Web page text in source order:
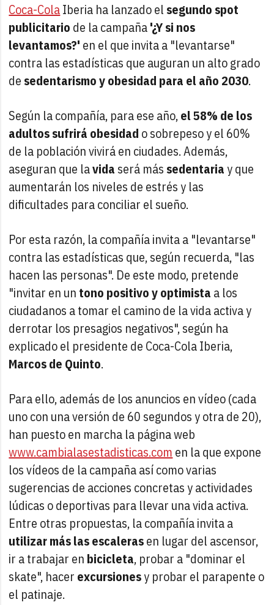
Coca-ColaIberia ha lanzado el segundo spot
publicitario de la campaña'¿Y si nos
levantamos?' en el que invita a "levantarse"
contra las estadísticas que auguran un alto grado
de sedentarismo y obesidad para el año 2030.
Según la compañía, para ese año,el 58% de los
adultos sufrirá obesidad o sobrepeso y el 60%
de la población vivirá en ciudades. Además,
aseguran que lavida será más sedentariay que
aumentarán los niveles de estrés y las
dificultades para conciliar el sueño.
Por esta razón, la compañía invita a "levantarse"
contra las estadísticas que, según recuerda, "las
hacen las personas". De este modo, pretende
"invitar en un tono positivo y optimista a los
ciudadanos a tomar el camino de la vida activa y
derrotar los presagios negativos", según ha
explicado el presidente de Coca-Cola Iberia,
Marcos de Quinto.
Para ello, además de los anuncios en vídeo (cada
uno con una versión de 60 segundos y otra de 20),
han puesto en marcha la página web
www.cambialasestadisticas.com en la que expone
los vídeos de la campaña así como varias
sugerencias de acciones concretas y actividades
lúdicas o deportivas para llevar una vida activa.
Entre otras propuestas, la compañía invita a
utilizar más las escalerasen lugar del ascensor,
ir a trabajar en bicicleta, probar a "dominar el
skate", hacer excursionesy probar el parapente o
el patinaje.